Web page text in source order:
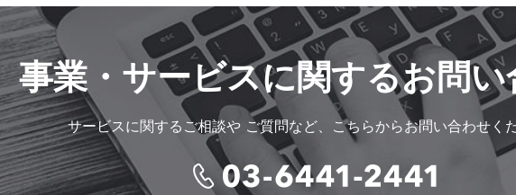
事業・サービスに関するお問い
サービスに関するご相談やご質問など、こちらからお問い合わせく